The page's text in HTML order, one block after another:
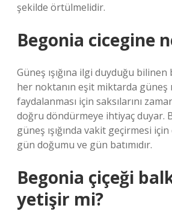
şekilde örtülmelidir.
Begonia cicegine
Güneş ışığına ilgi duyduğu
her noktanın eşit miktarda güneş
faydalanması için saksılarını
doğru döndürmeye ihtiyaç duyar.
güneş ışığında vakit geçirmesi
gün doğumu ve gün batımıdır.
Begonia çiçeği
yetişir mi?